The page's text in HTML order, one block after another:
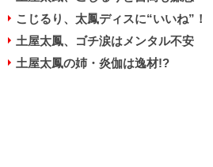
こじるり、太鳳ディスに“いいね”！
土屋太鳳、ゴチ涙はメンタル不安
土屋太鳳の姉・炎伽は逸材!?